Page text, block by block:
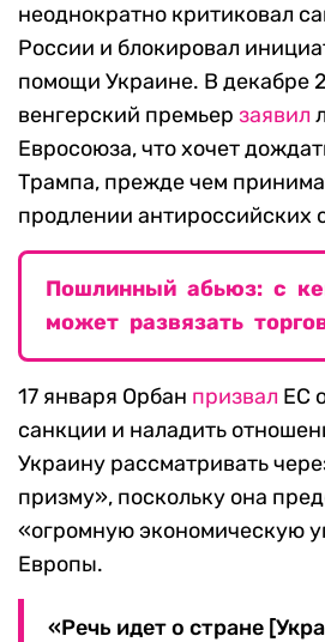
неоднократно критиковал
России и блокировал
помощи Украине. В декабре
венгерский премьер заявил
Евросоюза, что хочет
Трампа, прежде чем
продлении антироссийских
Пошлинный абьюз: с
может развязать
17 января Орбан призвал ЕС
санкции и наладить
Украину рассматривать
призму», поскольку она
«огромную экономическую
Европы.
«Речь идет о стране